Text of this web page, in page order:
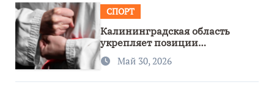
СПОРТ
Калининградская область
укрепляет позиции
спортивного региона
Май 30, 2026